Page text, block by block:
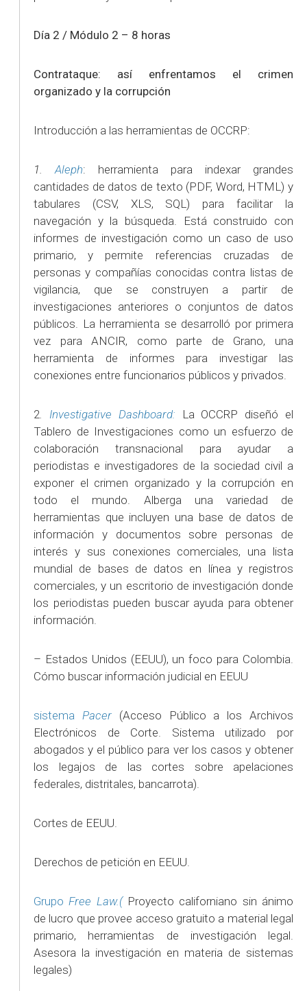
Día 2 / Módulo 2 – 8 horas
Contrataque: así enfrentamos el crimen
organizado y la corrupción
Introducción a las herramientas de OCCRP:
1. Aleph: herramienta para indexar grandes
cantidades de datos de texto (PDF, Word, HTML) y
tabulares (CSV, XLS, SQL) para facilitar la
navegación y la búsqueda. Está construido con
informes de investigación como un caso de uso
primario, y permite referencias cruzadas de
personas y compañías conocidas contra listas de
vigilancia, que se construyen a partir de
investigaciones anteriores o conjuntos de datos
públicos. La herramienta se desarrolló por primera
vez para ANCIR, como parte de Grano, una
herramienta de informes para investigar las
conexiones entre funcionarios públicos y privados.
2 Investigative Dashboard:
La OCCRP diseñó el
Tablero de Investigaciones como un esfuerzo de
colaboración transnacional para ayudar a
periodistas e investigadores de la sociedad civil a
exponer el crimen organizado y la corrupción en
todo el mundo. Alberga una variedad de
herramientas que incluyen una base de datos de
información y documentos sobre personas de
interés y sus conexiones comerciales, una lista
mundial de bases de datos en línea y registros
comerciales, y un escritorio de investigación donde
los periodistas pueden buscar ayuda para obtener
información.
– Estados Unidos (EEUU), un foco para Colombia.
Cómo buscar información judicial en EEUU
sistema Pacer(Acceso Público a los Archivos
Electrónicos de Corte. Sistema utilizado por
abogados y el público para ver los casos y obtener
los legajos de las cortes sobre apelaciones
federales, distritales, bancarrota).
Cortes de EEUU.
Derechos de petición en EEUU.
Grupo Free Law.(Proyecto californiano sin ánimo
de lucro que provee acceso gratuito a material legal
primario, herramientas de investigación legal.
Asesora la investigación en materia de sistemas
legales)